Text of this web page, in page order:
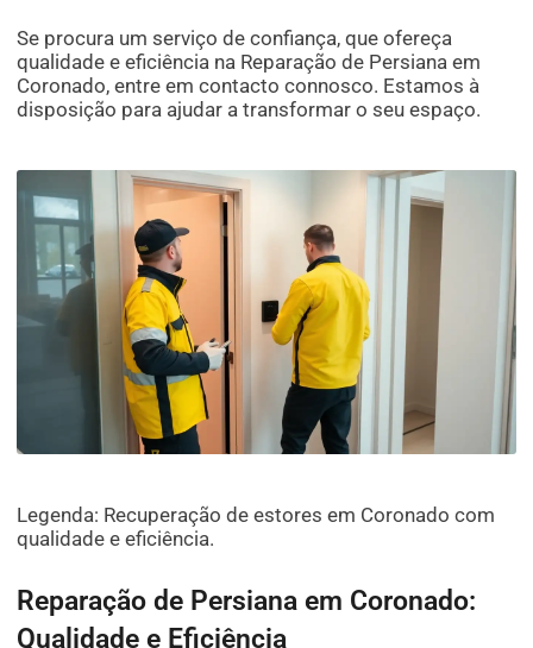
Se procura um serviço de confiança, que ofereça
qualidade e eficiência na Reparação de Persiana em
Coronado, entre em contacto connosco. Estamos à
disposição para ajudar a transformar o seu espaço.
Legenda: Recuperação de estores em Coronado com
qualidade e eficiência.
Reparação de Persiana em Coronado:
Qualidade e Eficiência